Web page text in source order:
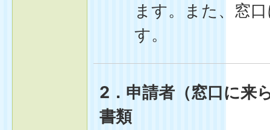
ます。また、窓
す。
2．申請者（窓口に来
書類